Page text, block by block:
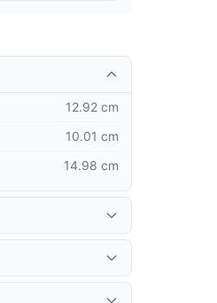
12.92 cm
10.01 cm
14.98 cm